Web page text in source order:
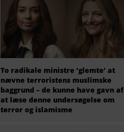
To radikale ministre ‘glemte’ at
nævne terroristens muslimske
baggrund – de kunne have gavn af
at læse denne undersøgelse om
terror og islamisme